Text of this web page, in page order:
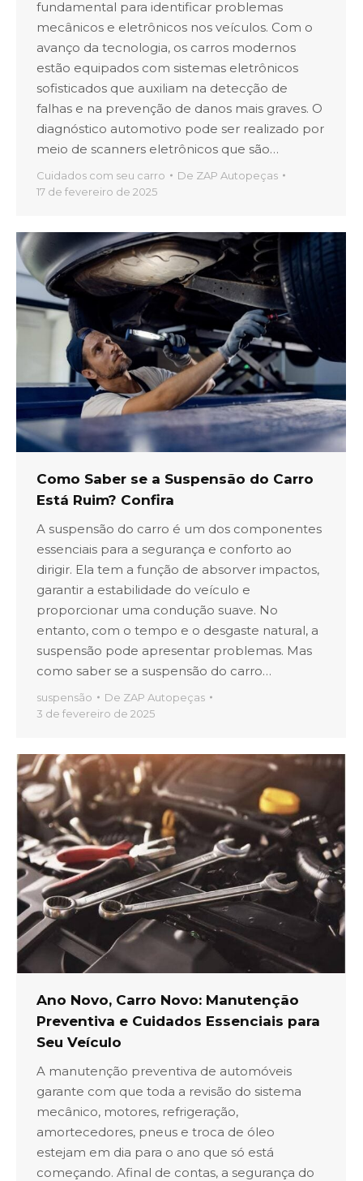
fundamental para identificar problemas
mecânicos e eletrônicos nos veículos. Com o
avanço da tecnologia, os carros modernos
estão equipados com sistemas eletrônicos
sofisticados que auxiliam na detecção de
falhas e na prevenção de danos mais graves. O
diagnóstico automotivo pode ser realizado por
meio de scanners eletrônicos que são…
Cuidados com seu carro De ZAP Autopeças
17 de fevereiro de 2025
Como Saber se a Suspensão do Carro
Está Ruim? Confira
A suspensão do carro é um dos componentes
essenciais para a segurança e conforto ao
dirigir. Ela tem a função de absorver impactos,
garantir a estabilidade do veículo e
proporcionar uma condução suave. No
entanto, com o tempo e o desgaste natural, a
suspensão pode apresentar problemas. Mas
como saber se a suspensão do carro…
suspensão De ZAP Autopeças
3 de fevereiro de 2025
Ano Novo, Carro Novo: Manutenção
Preventiva e Cuidados Essenciais para
Seu Veículo
A manutenção preventiva de automóveis
garante com que toda a revisão do sistema
mecânico, motores, refrigeração,
amortecedores, pneus e troca de óleo
estejam em dia para o ano que só está
começando. Afinal de contas, a segurança do